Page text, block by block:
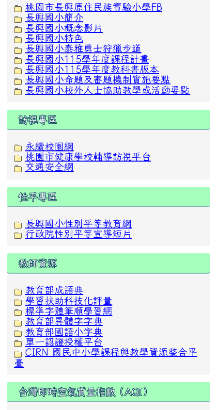
桃園市長興原住民族實驗小學FB
長興國小簡介
長興國小概念影片
長興國小特色
長興國小泰雅勇士狩獵步道
長興國小115學年度課程計畫
長興國小115學年度教科書版本
長興國小命題及審題機制實施要點
長興國小校外人士協助教學或活動要點
訪視專區
永續校園網
桃園市健康學校輔導訪視平台
交通安全網
性平專區
長興國小性別平等教育網
行政院性別平等宣導短片
教師資源
教育部成語典
學習扶助科技化評量
標準字體筆順學習網
教育部異體字字典
教育部國語小字典
單一認證授權平台
CIRN 國民中小學課程與教學資源整合平
臺
台灣即時空氣質量指數（AQI）